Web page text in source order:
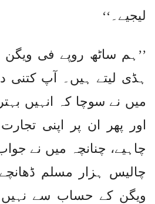
لیجیے۔‘‘
’’ہم ساٹھ روپے فی ویگن
ہڈی لیتے ہیں۔ آپ کتنی
میں نے سوچا کہ انہیں
اور پھر ان پر اپنی
چاہیے، چنانچہ میں نے
چالیس ہزار مسلم
ویگن کے حساب سے نہیں